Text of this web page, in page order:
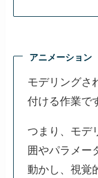
アニメーション
モデリングさ
付ける作業で
つまり、モデ
囲やパラメー
動かし、視覚